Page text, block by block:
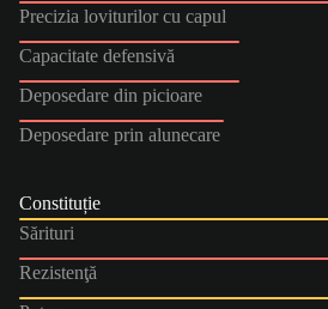
Precizia loviturilor cu capul
Capacitate defensivă
Deposedare din picioare
Deposedare prin alunecare
Constituție
Sărituri
Rezistenţă